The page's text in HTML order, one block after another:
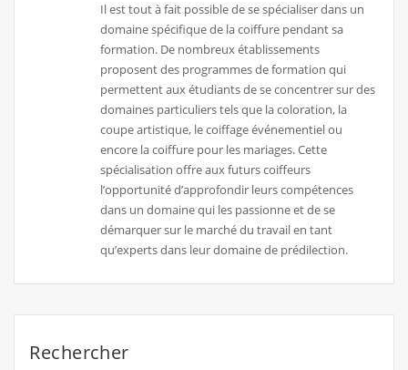
Il est tout à fait possible de se spécialiser dans un
domaine spécifique de la coiffure pendant sa
formation. De nombreux établissements
proposent des programmes de formation qui
permettent aux étudiants de se concentrer sur des
domaines particuliers tels que la coloration, la
coupe artistique, le coiffage événementiel ou
encore la coiffure pour les mariages. Cette
spécialisation offre aux futurs coiffeurs
l’opportunité d’approfondir leurs compétences
dans un domaine qui les passionne et de se
démarquer sur le marché du travail en tant
qu’experts dans leur domaine de prédilection.
Rechercher